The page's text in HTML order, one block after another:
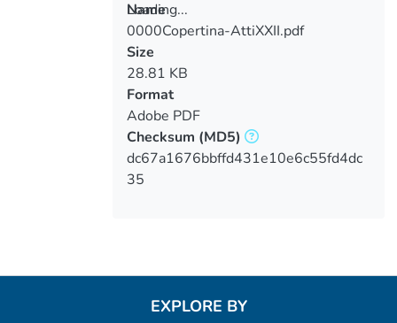
Loading...
Loading...
Name
0000Copertina-AttiXXII.pdf
Size
28.81 KB
Format
Adobe PDF
Checksum (MD5)
dc67a1676bbffd431e10e6c55fd4dc
35
EXPLORE BY